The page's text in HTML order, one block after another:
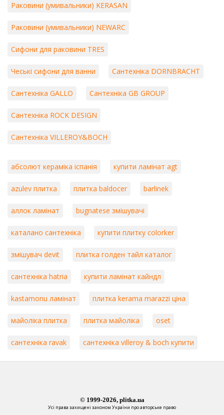
Раковини (умивальники) KERASAN
Раковини (умивальники) NEWARC
Сифони для раковини TRES
Чеські сифони для ванни Сантехніка DORNBRACHT
Сантехніка GALLO Сантехніка GB GROUP
Сантехніка ROCK DESIGN
Сантехніка VILLEROY&BOCH
абсолют кераміка іспанія купити ламінат agt
azulev плитка плитка baldocer barlinek
аллок ламінат bugnatese змішувачі
каталано сантехніка купити плитку colorker
змішувач devit плитка голден тайл каталог
сантехніка hatria купити ламінат кайндл
kastamonu ламінат плитка kerama marazzi ціна
майоліка плитка плитка майоліка oset
сантехніка ravak сантехніка villeroy & boch купити
© 1999-2026, plitka.ua
Усі права захищені законом України про авторське право